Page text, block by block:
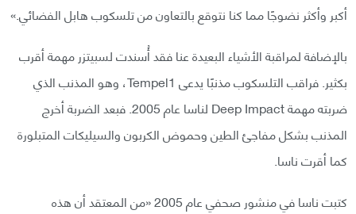
أكبر وأكثر نضوجًا مما كنا نتوقع بالتعاون من تلسكوب هابل الفضائي.»
بالإضافة لمراقبة الأشياء البعيدة عنا فقد أُسندت لسبيتزر مهمة أقرب
بكثير. فراقب التلسكوب مذنبًا يدعى Tempel1، وهو المذنب الذي
ضربته مهمة Deep Impact لناسا عام 2005. فبعد الضربة أخرج
المذنب بشكل مفاجئ الطين وحموض الكربون والسيليكات المتبلورة
كما أقرت ناسا.
كتبت ناسا في منشور صحفي عام 2005 «من المعتقد أن هذه